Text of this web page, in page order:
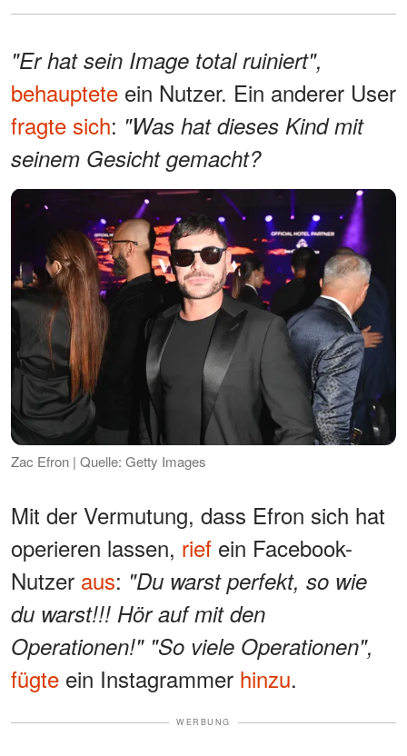
"Er hat sein Image total ruiniert",
behauptete ein Nutzer. Ein anderer User
fragte sich: "Was hat dieses Kind mit
seinem Gesicht gemacht?
Zac Efron | Quelle: Getty Images
Mit der Vermutung, dass Efron sich hat
operieren lassen, rief ein Facebook-
Nutzer aus: "Du warst perfekt, so wie
du warst!!! Hör auf mit den
Operationen!" "So viele Operationen",
fügte ein Instagrammer hinzu.
WERBUNG